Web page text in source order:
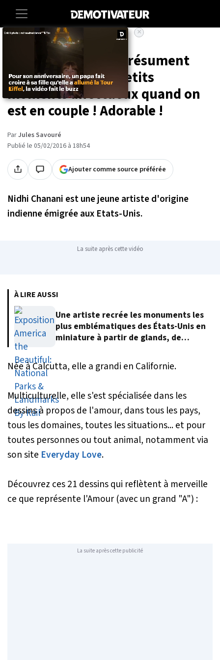
Art-photographie
21 illustrations qui résument
parfaitement ces petits
moments affectueux quand on
est en couple ! Adorable !
ParJules Savouré
Publié le 05/02/2016 à 18h54
Ajouter comme source préférée
Nidhi Chanani est une jeune artiste d'origine
indienne émigrée aux Etats-Unis.
La suite après cette vidéo
×
À LIRE AUSSI
Une artiste recrée les monuments les
plus emblématiques des États-Unis en
miniature à partir de glands, de
Née à Calcutta, elle a grandi en Californie.
Multiculturelle, elle s'est spécialisée dans les
dessins à propos de l'amour, dans tous les pays,
tous les domaines, toutes les situations... et pour
toutes personnes ou tout animal, notamment via
son site Everyday Love.
Découvrez ces 21 dessins qui reflètent à merveille
ce que représente l'Amour (avec un grand "A") :
La suite après cette publicité